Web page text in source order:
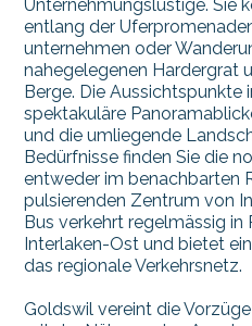
Unternehmungslustige. Sie
entlang der
unternehmen oder
nahegelegenen Hardergrat
Berge. Die Aussichtspunkte
spektakuläre
und die umliegende
Bedürfnisse finden Sie die
entweder im benachbarten
pulsierenden Zentrum von
Bus verkehrt regelmässig in
Interlaken-Ost und bietet
das regionale Verkehrsnetz.
Goldswil vereint die